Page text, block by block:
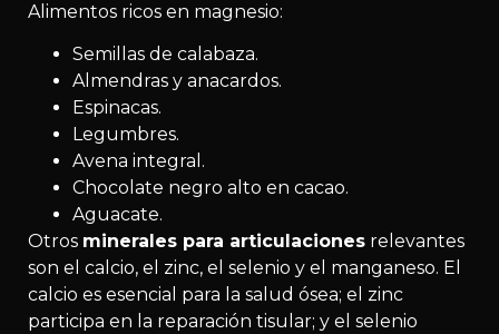
Alimentos ricos en magnesio:
Semillas de calabaza.
Almendras y anacardos.
Espinacas.
Legumbres.
Avena integral.
Chocolate negro alto en cacao.
Aguacate.
Otros minerales para articulaciones relevantes
son el calcio, el zinc, el selenio y el manganeso. El
calcio es esencial para la salud ósea; el zinc
participa en la reparación tisular; y el selenio